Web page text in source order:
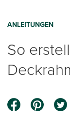
ANLEITUNGEN
So